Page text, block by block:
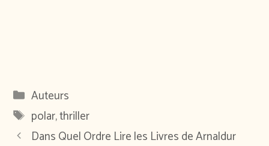
Catégories
Auteurs
Étiquettes
polar,thriller
Dans Quel Ordre Lire les Livres de Arnaldur